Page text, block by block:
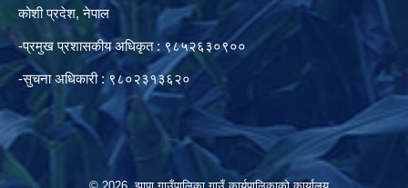
कोशी प्रदेश, नेपाल
-प्रमुख प्रशासकीय अधिकृत : ९८५२६३०९००
-सुचना अधिकारी : ९८०२३१३६२०